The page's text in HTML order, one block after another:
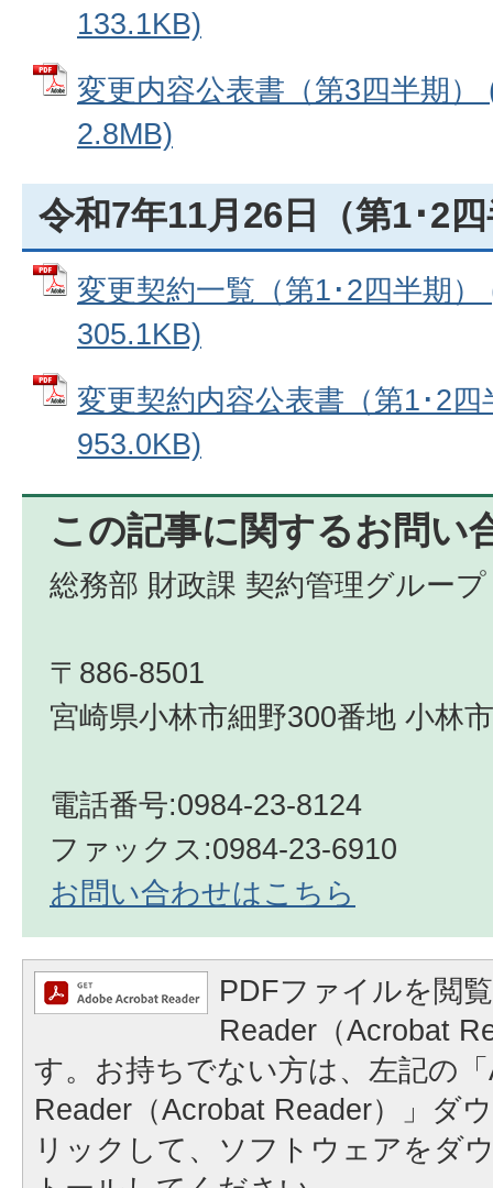
133.1KB)
変更内容公表書（第3四半期
2.8MB)
令和7年11月26日（第1･2
変更契約一覧（第1･2四半期
305.1KB)
変更契約内容公表書（第1･2
953.0KB)
この記事に関するお問い
総務部 財政課 契約管理グループ
〒886-8501
宮崎県小林市細野300番地 小林
電話番号:0984-23-8124
ファックス:0984-23-6910
お問い合わせはこちら
PDFファイルを閲
Reader（Acrobat
す。お持ちでない方は、左記の
Reader（Acrobat Reader）」ダ
リックして、ソフトウェアをダ